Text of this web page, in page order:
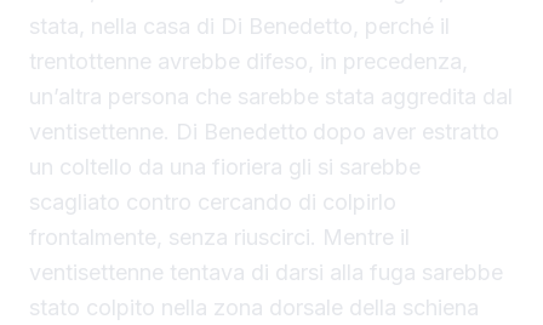
stata, nella casa di Di Benedetto, perché il
trentottenne avrebbe difeso, in precedenza,
un’altra persona che sarebbe stata aggredita dal
ventisettenne. Di Benedetto dopo aver estratto
un coltello da una fioriera gli si sarebbe
scagliato contro cercando di colpirlo
frontalmente, senza riuscirci. Mentre il
ventisettenne tentava di darsi alla fuga sarebbe
stato colpito nella zona dorsale della schiena